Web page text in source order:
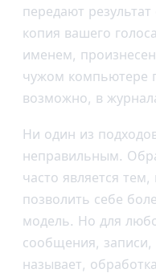
передают
копия вашего
именем,
чужом компьютере
возможно, в
Ни один из
неправильным.
часто является
позволить себе
модель. Но для
сообщения, записи,
называет,